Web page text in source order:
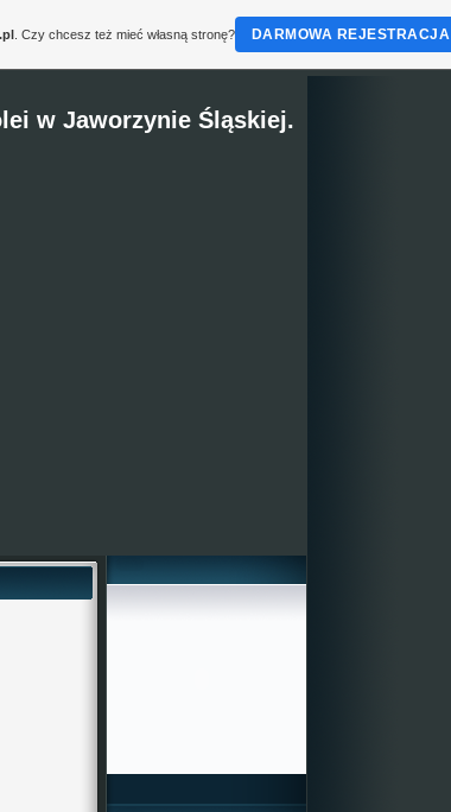
w Jaworzynie Śląskiej.
. Czy chcesz też mieć własną stronę? DARMOWA REJESTRACJA